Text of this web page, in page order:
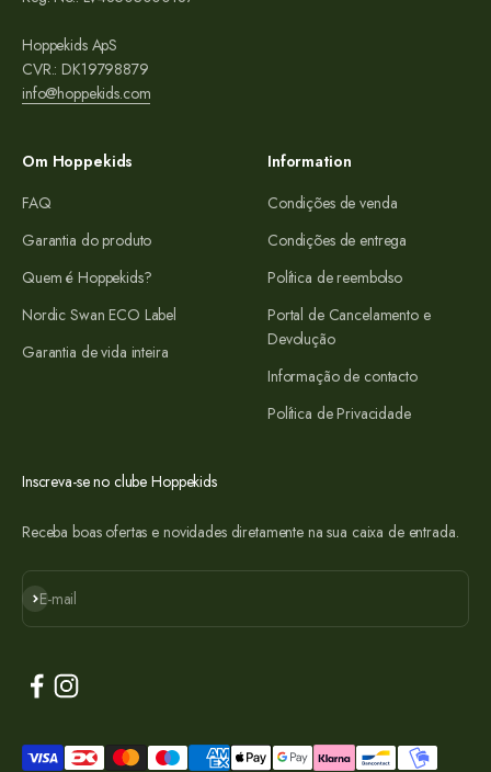
Hoppekids ApS
CVR.: DK19798879
info@hoppekids.com
Om Hoppekids
FAQ
Garantia do produto
Quem é Hoppekids?
Nordic Swan ECO Label
Garantia de vida inteira
Information
Condições de venda
Condições de entrega
Política de reembolso
Portal de Cancelamento e
Devolução
Informação de contacto
Política de Privacidade
Inscreva-se no clube Hoppekids
Receba boas ofertas e novidades diretamente na sua caixa de entrada.
E-mail
Subscrever